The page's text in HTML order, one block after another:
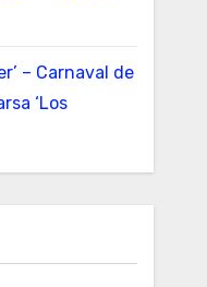
– Carnaval de
‘Los